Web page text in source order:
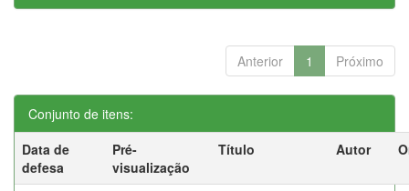
Anterior 1 Próximo
Conjunto de itens:
Data de
defesa
Pré-
visualização
Título Autor